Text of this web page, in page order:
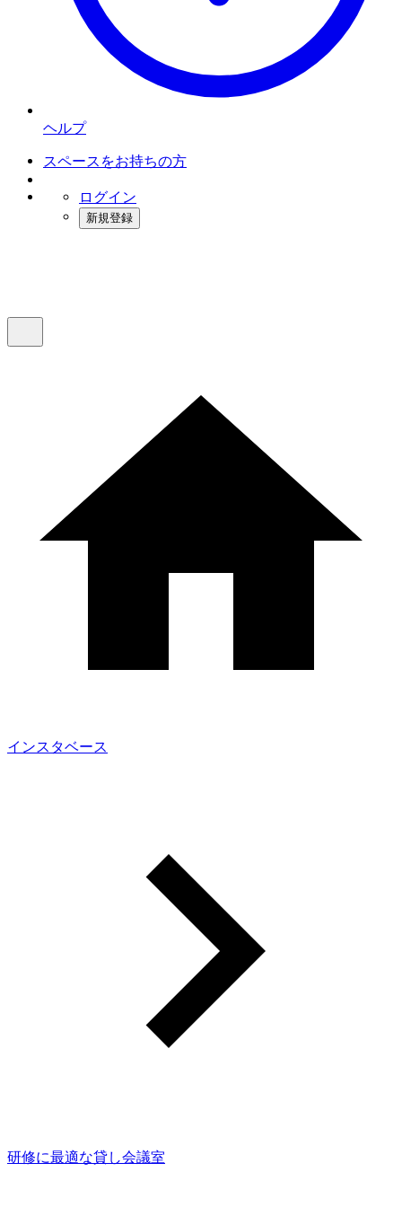
ヘルプ
スペースをお持ちの方
ログイン
新規登録
インスタベース
研修に最適な貸し会議室